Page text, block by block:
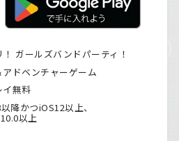
ガールズバンドパーティ！
アドベンチャーゲーム
無料
降かつiOS12以上、
以上